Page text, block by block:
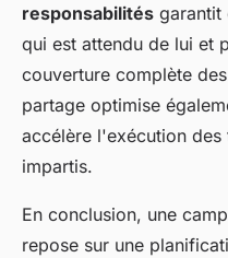
responsabilités garantit
qui est attendu de lui et
couverture complète
partage optimise
accélère l'exécution des
impartis.
En conclusion, une
repose sur une